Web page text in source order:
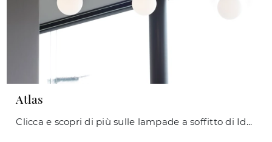
Atlas
Clicca e scopri di più sulle lampade a soffitto di Ideal Lux: il modello Atlas in metallo ti sta aspettando!